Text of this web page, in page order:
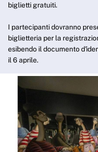
biglietti gratuiti.
I partecipanti dovranno
biglietteria per la
esibendo il documento
il 6 aprile.